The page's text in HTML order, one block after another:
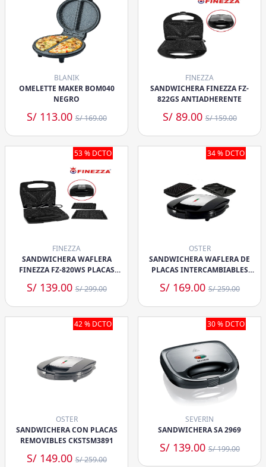
BLANIK
OMELETTE MAKER BOM040
NEGRO
S/ 113.00S/ 169.00
FINEZZA
SANDWICHERA FINEZZA FZ-
822GS ANTIADHERENTE
S/ 89.00S/ 159.00
53 % DCTO
FINEZZA
SANDWICHERA WAFLERA
FINEZZA FZ-820WS PLACAS
S/ 139.00S/ 299.00
34 % DCTO
OSTER
SANDWICHERA WAFLERA DE
PLACAS INTERCAMBIABLES
S/ 169.00S/ 259.00
42 % DCTO
OSTER
SANDWICHERA CON PLACAS
REMOVIBLES CKSTSM3891
S/ 149.00S/ 259.00
30 % DCTO
SEVERIN
SANDWICHERA SA 2969
S/ 139.00S/ 199.00